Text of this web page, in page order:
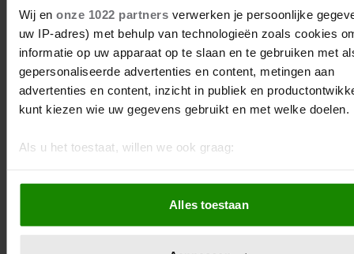
Wij en onze 1022 partnersverwerken je persoonlijke
uw IP-adres) met behulp van technologieën zoals cookies
informatie op uw apparaat op te slaan en te gebruiken met
gepersonaliseerde advertenties en content, metingen aan
advertenties en content, inzicht in publiek en
kunt kiezen wie uw gegevens gebruikt en met welke doelen.
Als u het toestaat, willen we ook graag:
een paar meter nauwkeurig kan zijn
Uw apparaat identificeren door het actief te scannen
specifieke eigenschappen (fingerprinting)
Alles toestaan
KONINGSPAAR IN
DENEMARKEN
Felipe en Letizia zijn op uitnodiging van koningin
Margrethe in Denemarken. Dat levert (veel) mooie